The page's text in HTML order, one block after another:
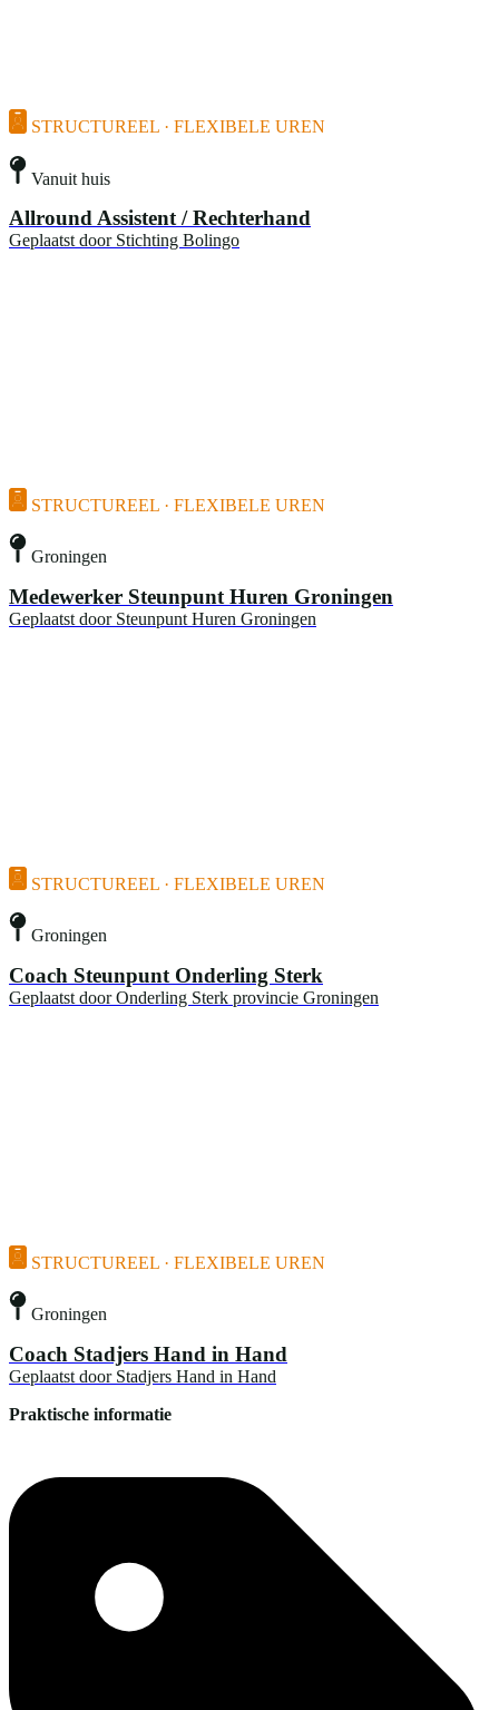
STRUCTUREEL · FLEXIBELE UREN
Vanuit huis
Allround Assistent / Rechterhand
Geplaatst door Stichting Bolingo
STRUCTUREEL · FLEXIBELE UREN
Groningen
Medewerker Steunpunt Huren Groningen
Geplaatst door Steunpunt Huren Groningen
STRUCTUREEL · FLEXIBELE UREN
Groningen
Coach Steunpunt Onderling Sterk
Geplaatst door Onderling Sterk provincie Groningen
STRUCTUREEL · FLEXIBELE UREN
Groningen
Coach Stadjers Hand in Hand
Geplaatst door Stadjers Hand in Hand
Praktische informatie